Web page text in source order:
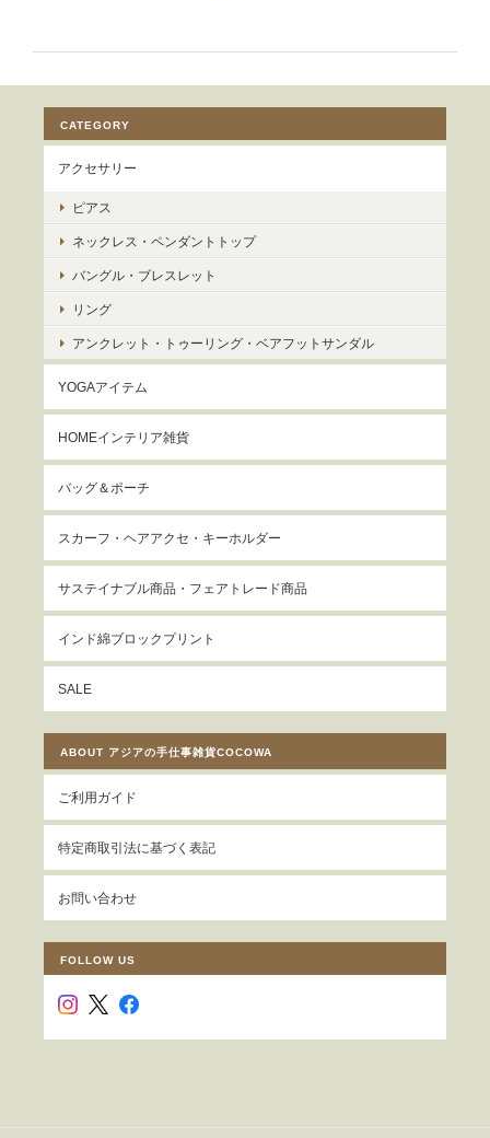
CATEGORY
アクセサリー
ピアス
ネックレス・ペンダントトップ
バングル・ブレスレット
リング
アンクレット・トゥーリング・ベアフットサンダル
YOGAアイテム
HOMEインテリア雑貨
バッグ＆ポーチ
スカーフ・ヘアアクセ・キーホルダー
サステイナブル商品・フェアトレード商品
インド綿ブロックプリント
SALE
ABOUT アジアの手仕事雑貨COCOWA
ご利用ガイド
特定商取引法に基づく表記
お問い合わせ
FOLLOW US